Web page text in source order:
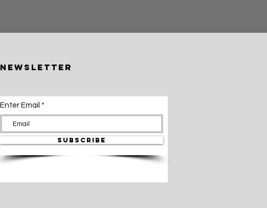
Newsletter
Enter Email
SUBSCRIBE